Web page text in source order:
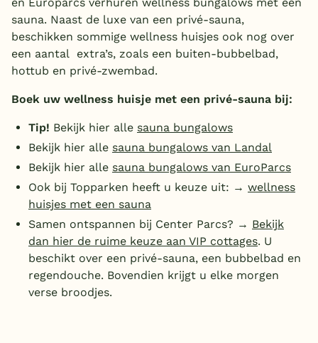
en Europarcs verhuren wellness bungalows met een
sauna. Naast de luxe van een privé-sauna,
beschikken sommige wellness huisjes ook nog over
een aantal extra’s, zoals een buiten-bubbelbad,
hottub en privé-zwembad.
Boek uw wellness huisje met een privé-sauna bij:
Tip! Bekijk hier alle sauna bungalows
Bekijk hier alle sauna bungalows van Landal
Bekijk hier alle sauna bungalows van EuroParcs
Ook bij Topparken heeft u keuze uit: → wellness
huisjes met een sauna
Samen ontspannen bij Center Parcs? → Bekijk
dan hier de ruime keuze aan VIP cottages. U
beschikt over een privé-sauna, een bubbelbad en
regendouche. Bovendien krijgt u elke morgen
verse broodjes.